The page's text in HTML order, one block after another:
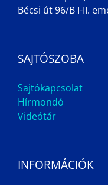
Bécsi út 96/B I-II.
SAJTÓSZOBA
Sajtókapcsolat
Hírmondó
Videótár
INFORMÁCIÓK